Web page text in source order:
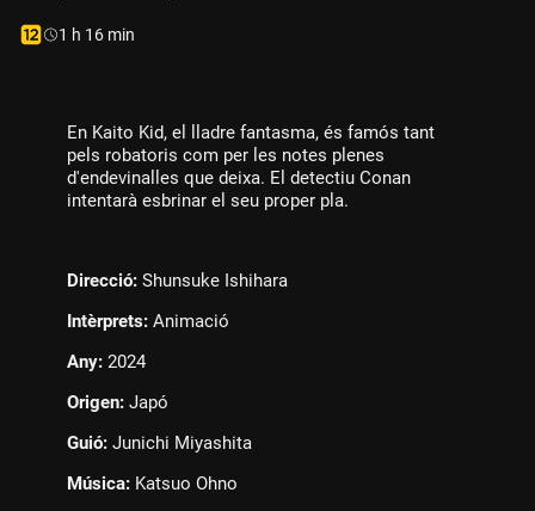
Durada:
1 h 16 min
En Kaito Kid, el lladre fantasma, és famós tant
pels robatoris com per les notes plenes
d'endevinalles que deixa. El detectiu Conan
intentarà esbrinar el seu proper pla.
Direcció: Shunsuke Ishihara
Intèrprets: Animació
Any: 2024
Origen: Japó
Guió: Junichi Miyashita
Música: Katsuo Ohno